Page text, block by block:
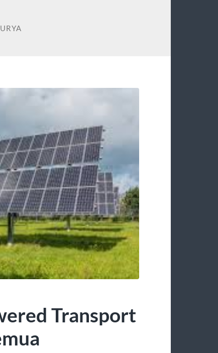
Transport